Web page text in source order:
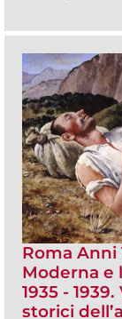
Roma Anni
Moderna e
1935 -
storici